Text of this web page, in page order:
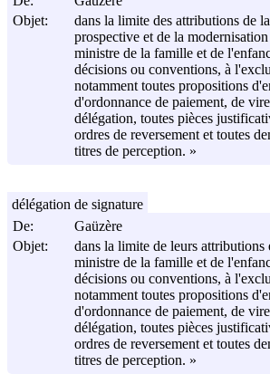
Objet:
dans la limite des attributions de
prospective et de la
ministre de la famille et de
décisions ou conventions, à
notamment toutes propositions
d'ordonnance de paiement, de
délégation, toutes pièces
ordres de reversement et toutes
titres de perception. »
De:
Gaüzère
Objet:
dans la limite de leurs attributions
ministre de la famille et de
décisions ou conventions, à
notamment toutes propositions
d'ordonnance de paiement, de
délégation, toutes pièces
ordres de reversement et toutes
titres de perception. »
délégation de signature